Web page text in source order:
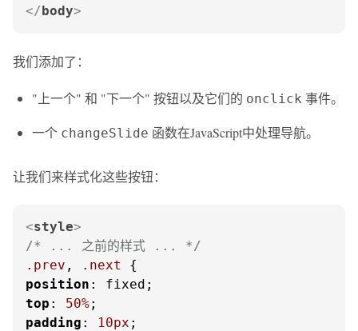
</body>
我们添加了：
"上一个" 和 "下一个" 按钮以及它们的 onclick 事件。
一个 changeSlide 函数在JavaScript中处理导航。
让我们来样式化这些按钮：
<style>
/* ... 之前的样式 ... */
.prev , .next
position
top : 50%
padding : 10px